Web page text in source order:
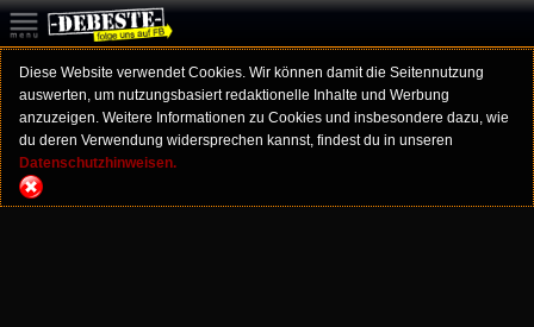
Diese Website verwendet Cookies. Wir können damit die Seitennutzung
auswerten, um nutzungsbasiert redaktionelle Inhalte und Werbung
anzuzeigen. Weitere Informationen zu Cookies und insbesondere dazu, wie
du deren Verwendung widersprechen kannst, findest du in unseren
Datenschutzhinweisen.